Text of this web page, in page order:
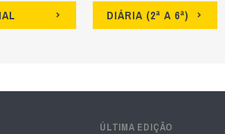
DIÁRIA (2ª A 6ª)
ÚLTIMA EDIÇÃO